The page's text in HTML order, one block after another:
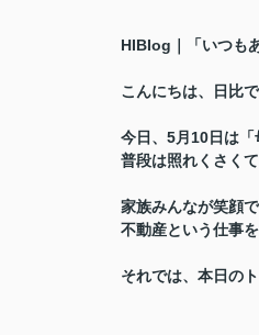
HIBIog｜「いつも
こんにちは、日比で
今日、5月10日は
普段は照れくさく
家族みんなが笑顔
不動産という仕事
それでは、本日の